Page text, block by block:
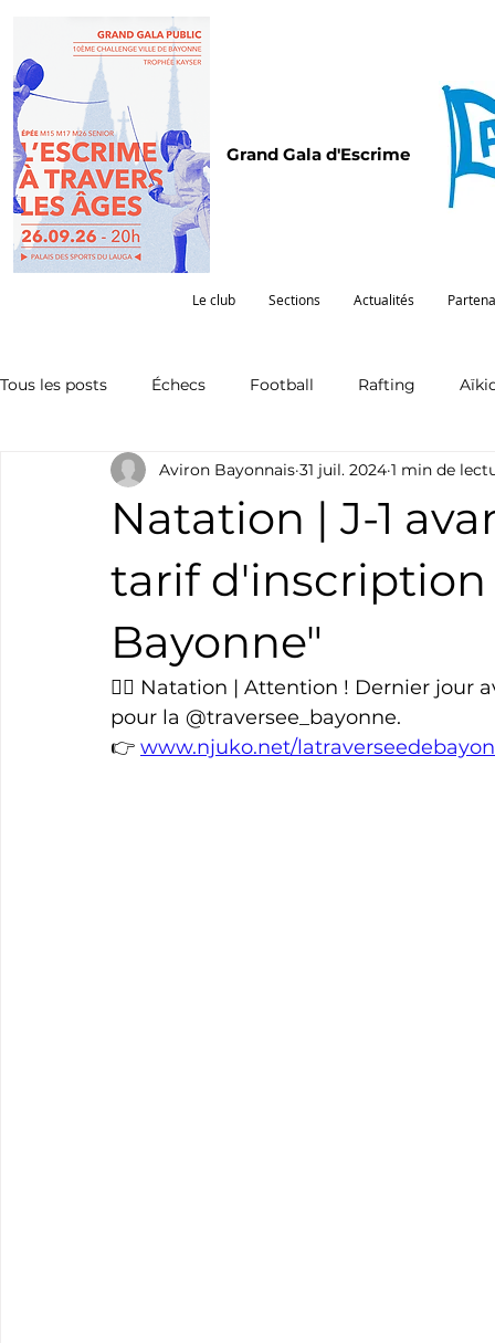
Grand Gala d'Escrime
Le club Sections Actualités
Tous les posts Échecs Football Rafting
Omnisports Partenariat Pelote Pentathlon
Natation Tennis Triathlon
Cyclotourisme Surf
Natation | J-1
tarif d'inscription
Bayonne"
Aviron Bayonnais 31 juil. 2024 1 min de
🏊‍♂️ Natation | Attention ! Dernier
pour la @traversee_bayonne.
👉 www.njuko.net/